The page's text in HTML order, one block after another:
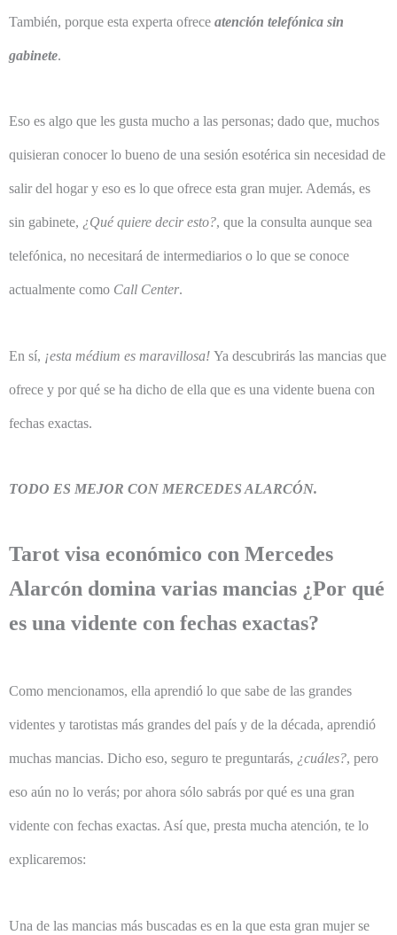
También, porque esta experta ofrece atención telefónica sin
gabinete.
Eso es algo que les gusta mucho a las personas; dado que, muchos
quisieran conocer lo bueno de una sesión esotérica sin necesidad de
salir del hogar y eso es lo que ofrece esta gran mujer. Además, es
sin gabinete, ¿Qué quiere decir esto?, que la consulta aunque sea
telefónica, no necesitará de intermediarios o lo que se conoce
actualmente como Call Center.
En sí, ¡esta médium es maravillosa! Ya descubrirás las mancias que
ofrece y por qué se ha dicho de ella que es una vidente buena con
fechas exactas.
TODO ES MEJOR CON MERCEDES ALARCÓN.
Tarot visa económico con Mercedes
Alarcón domina varias mancias ¿Por qué
es una vidente con fechas exactas?
Como mencionamos, ella aprendió lo que sabe de las grandes
videntes y tarotistas más grandes del país y de la década, aprendió
muchas mancias. Dicho eso, seguro te preguntarás, ¿cuáles?, pero
eso aún no lo verás; por ahora sólo sabrás por qué es una gran
vidente con fechas exactas. Así que, presta mucha atención, te lo
explicaremos:
Una de las mancias más buscadas es en la que esta gran mujer se